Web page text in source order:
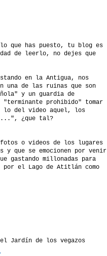
lo que has puesto, tu blog es
de leerlo, no dejes que
en la Antigua, nos
una de las ruinas que son
y un guardia de
"terminante prohibido" tomar
lo del video aquel, los
¿que tal?
fotos o videos de los lugares
y que se emocionen por venir
gastando millonadas para
por el Lago de Atitlán como
Jardín de los vegazos